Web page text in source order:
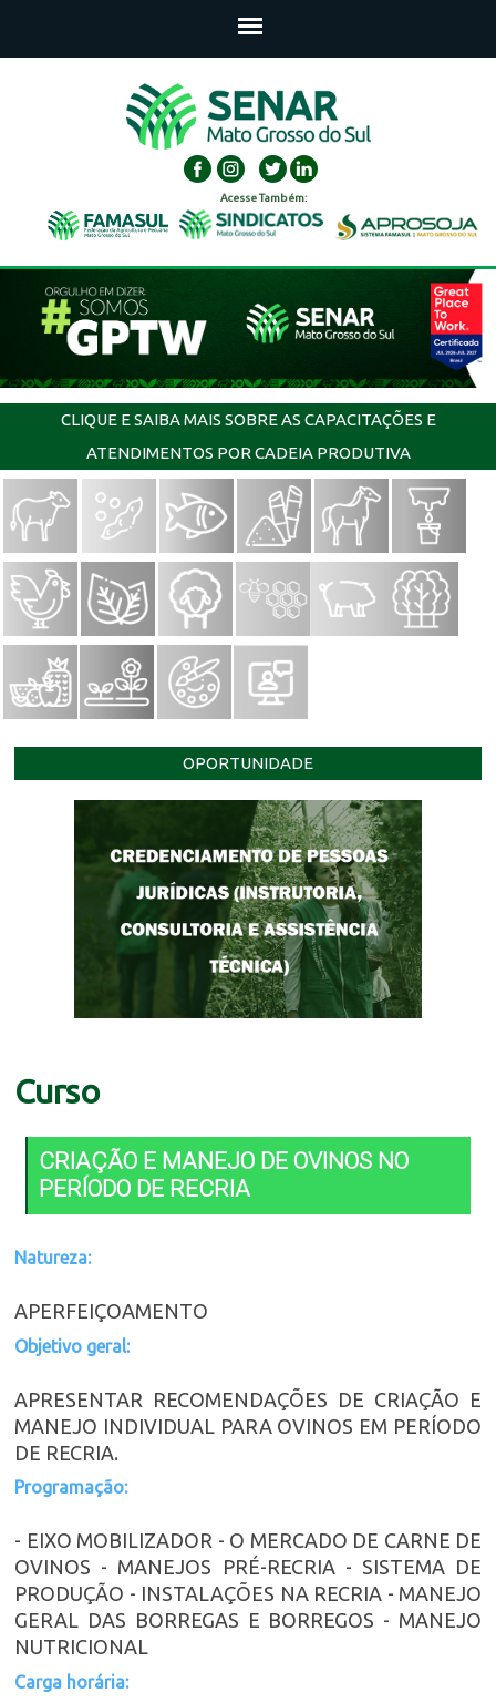
Acesse Também:
CLIQUE E SAIBA MAIS SOBRE AS CAPACITAÇÕES E
ATENDIMENTOS POR CADEIA PRODUTIVA
OPORTUNIDADE
Curso
CRIAÇÃO E MANEJO DE OVINOS NO
PERÍODO DE RECRIA
Natureza:
APERFEIÇOAMENTO
Objetivo geral:
APRESENTAR RECOMENDAÇÕES DE CRIAÇÃO E
MANEJO INDIVIDUAL PARA OVINOS EM PERÍODO
DE RECRIA.
Programação:
- EIXO MOBILIZADOR - O MERCADO DE CARNE DE
OVINOS - MANEJOS PRÉ-RECRIA - SISTEMA DE
PRODUÇÃO - INSTALAÇÕES NA RECRIA - MANEJO
GERAL DAS BORREGAS E BORREGOS - MANEJO
NUTRICIONAL
Carga horária: